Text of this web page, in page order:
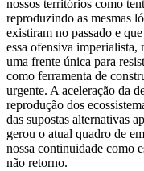
nossos territórios como
reproduzindo as mesmas
existiram no passado e
essa ofensiva imperialista,
uma frente única para
como ferramenta de
urgente. A aceleração da
reprodução dos
das supostas alternativas
gerou o atual quadro de
nossa continuidade como
não retorno.